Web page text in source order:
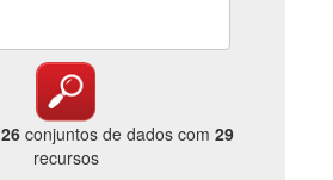
26conjuntos de dados com 29
recursos